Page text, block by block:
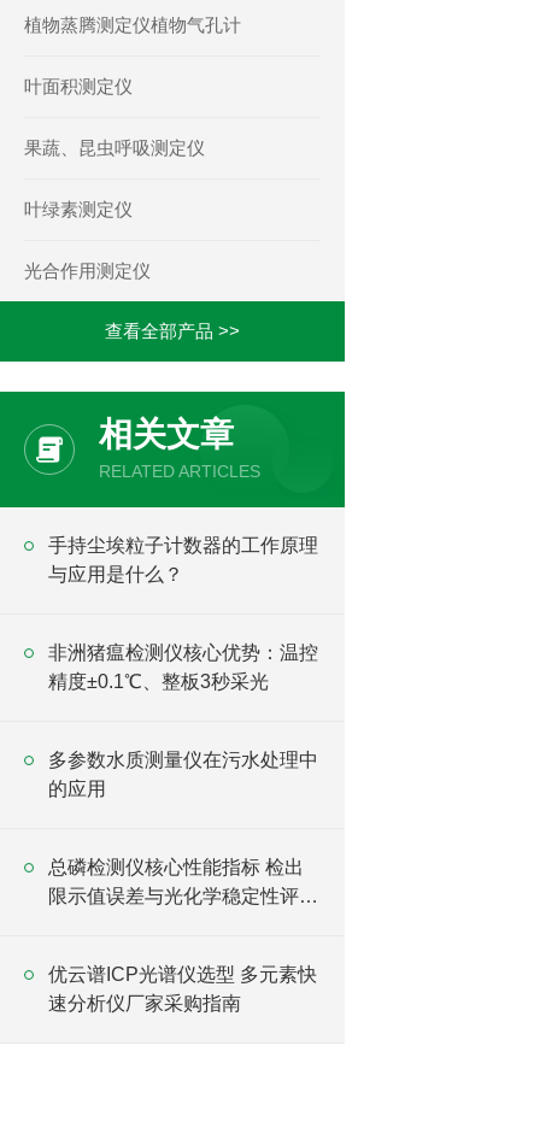
植物蒸腾测定仪植物气孔计
叶面积测定仪
果蔬、昆虫呼吸测定仪
叶绿素测定仪
光合作用测定仪
查看全部产品 >>
相关文章
RELATED ARTICLES
手持尘埃粒子计数器的工作原理
与应用是什么？
非洲猪瘟检测仪核心优势：温控
精度±0.1℃、整板3秒采光
多参数水质测量仪在污水处理中
的应用
总磷检测仪核心性能指标 检出
限示值误差与光化学稳定性评判
优云谱ICP光谱仪选型 多元素快
速分析仪厂家采购指南